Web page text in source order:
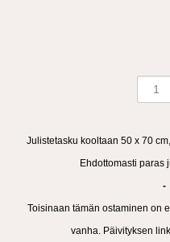
Julistetasku kooltaan 50 x 70
Ehdottomasti paras
-
Toisinaan tämän ostaminen on
vanha. Päivityksen